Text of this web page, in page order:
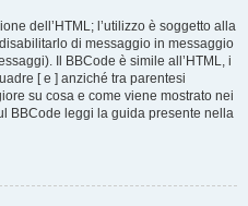
dell’HTML; l’utilizzo è soggetto alla
di messaggio in messaggio
Il BBCode è simile all’HTML, i
[ e ] anziché tra parentesi
su cosa e come viene mostrato nei
BBCode leggi la guida presente nella